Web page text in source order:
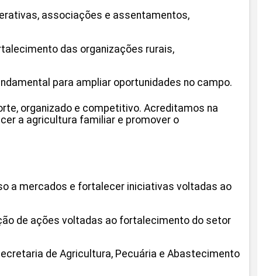
associações e assentamentos,
das organizações rurais,
para ampliar oportunidades no campo.
organizado e competitivo. Acreditamos na
a agricultura familiar e promover o
a mercados e fortalecer iniciativas voltadas ao
de ações voltadas ao fortalecimento do setor
de Agricultura, Pecuária e Abastecimento